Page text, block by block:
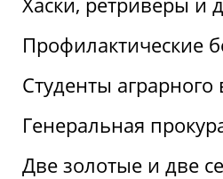
Профилактические
Студенты аграрного
Генеральная
Две золотые и две